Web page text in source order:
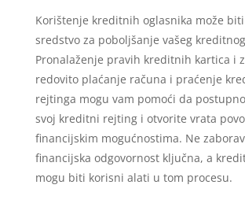
Korištenje kreditnih oglasnika može
sredstvo za poboljšanje vašeg
Pronalaženje pravih kreditnih kartica i
redovito plaćanje računa i praćenje
rejtinga mogu vam pomoći da
svoj kreditni rejting i otvorite vrata
financijskim mogućnostima. Ne
financijska odgovornost ključna, a
mogu biti korisni alati u tom procesu.